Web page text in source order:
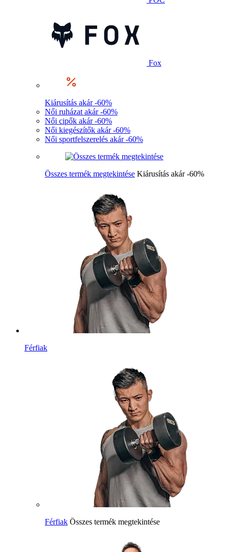
Fox
Kiárusítás akár -60%
Női ruházat akár -60%
Női cipők akár -60%
Női kiegészítők akár -60%
Női sportfelszerelés akár -60%
Összes termék megtekintése Kiárusítás akár -60%
Férfiak
Férfiak Összes termék megtekintése